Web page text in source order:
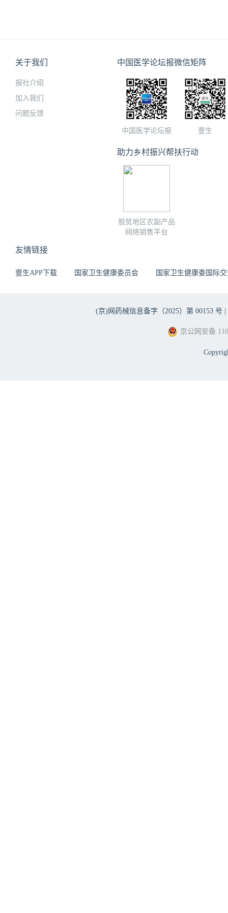
关于我们
报社介绍
加入我们
问题反馈
中国医学论坛报微信矩阵
中国医学论坛报 壹生
助力乡村振兴帮扶行动
脱贫地区农副产品
网络销售平台
友情链接
壹生APP下载 国家卫生健康委员会 国家卫生健康委国际
(京)网药械信息备字（2025）第 00153 号 |
京公网安备